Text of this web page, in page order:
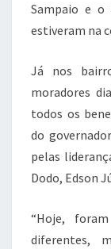
Sampaio e o
estiveram na
Já nos
moradores
todos os
do
pelas
Dodo, Edson
“Hoje,
diferentes,